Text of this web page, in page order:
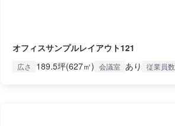
オフィスサンプルレイアウト121
広さ 189.5坪(627㎡) 会議室 あり 従業員数